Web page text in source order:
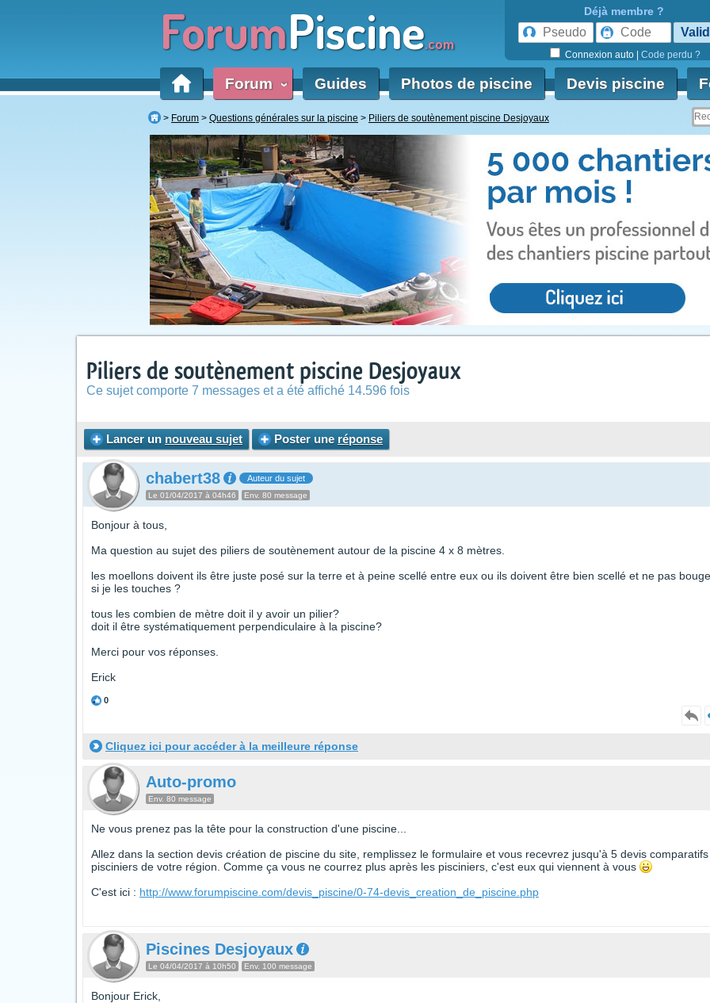
ForumPiscine.com
Déjà membre ?
Connexion auto Code perdu ?
Forum ‹ Guides Photos de piscine Devis piscine
Forum Questions générales sur la piscine Piliers de soutènement piscine Desjoyaux
Piliers de soutènement piscine Desjoyaux
Ce sujet comporte 7 messages et a été affiché 14.596 fois
Lancer un nouveau sujet Poster une réponse
chabert38 Auteur du sujet
Le 01/04/2017 à 04h46 Env. 80 message
Bonjour à tous,
Ma question au sujet des piliers de soutènement autour de la piscine 4 x 8 mètres.
les moellons doivent ils être juste posé sur la terre et à peine scellé entre eux ou ils doivent être bien scellé et ne pas
si je les touches ?
tous les combien de mètre doit il y avoir un pilier?
doit il être systématiquement perpendiculaire à la piscine?
Merci pour vos réponses.
Erick
0
Cliquez ici pour accéder à la meilleure réponse
Auto-promo
Env. 80 message
Ne vous prenez pas la tête pour la construction d'une piscine...
Allez dans la section devis création de piscine du site, remplissez le formulaire et vous recevrez jusqu'à 5 devis
pisciniers de votre région. Comme ça vous ne courrez plus après les pisciniers, c'est eux qui viennent à vous
C'est ici : http://www.forumpiscine.com/devis_piscine/0-74-devis_creation_de_piscine.php
Piscines Desjoyaux
Le 04/04/2017 à 10h50 Env. 100 message
Bonjour Erick,